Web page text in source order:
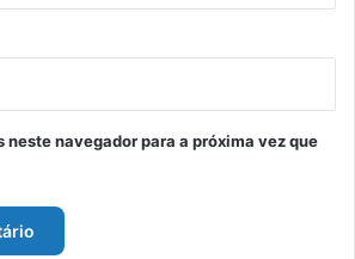
neste navegador para a próxima vez que